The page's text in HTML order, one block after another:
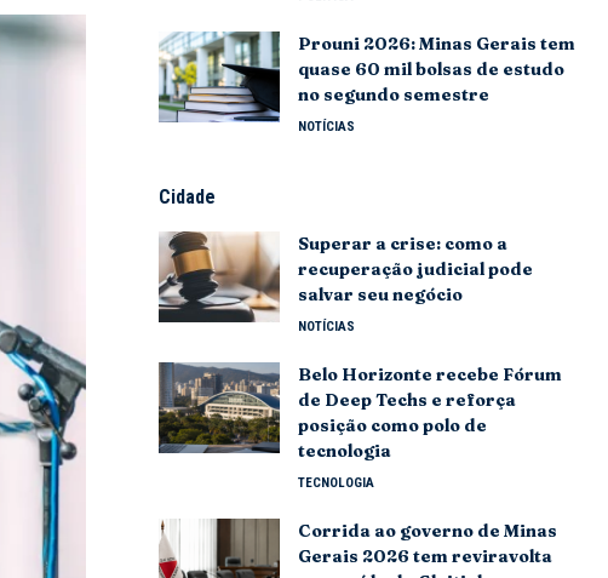
Prouni 2026: Minas Gerais tem
quase 60 mil bolsas de estudo
no segundo semestre
NOTÍCIAS
Cidade
Superar a crise: como a
recuperação judicial pode
salvar seu negócio
NOTÍCIAS
Belo Horizonte recebe Fórum
de Deep Techs e reforça
posição como polo de
tecnologia
TECNOLOGIA
Corrida ao governo de Minas
Gerais 2026 tem reviravolta